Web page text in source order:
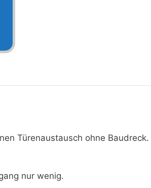
Türenaustausch ohne Baudreck.
nur wenig.